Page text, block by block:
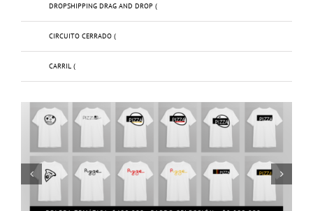
DROPSHIPPING DRAG AND DROP (
CIRCUITO CERRADO (
CARRIL (